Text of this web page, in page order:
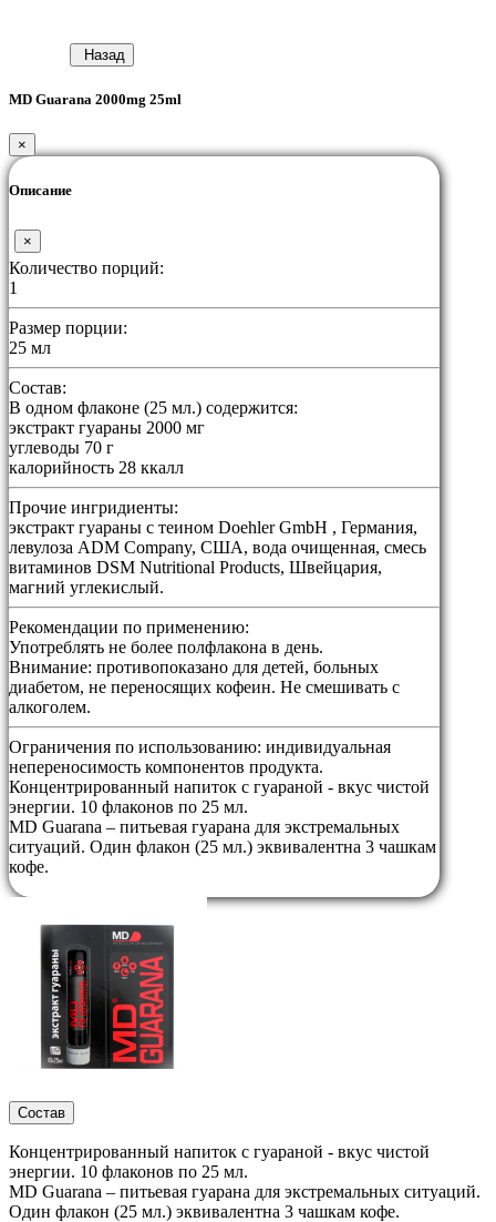
Назад
MD Guarana 2000mg 25ml
×
Описание
×
Количество порций:
1
Размер порции:
25 мл
Состав:
В одном флаконе (25 мл.) содержится:
экстракт гуараны 2000 мг
углеводы 70 г
калорийность 28 ккалл
Прочие ингридиенты:
экстракт гуараны с теином Doehler GmbH , Германия,
левулоза ADM Company, США, вода очищенная, смесь
витаминов DSM Nutritional Products, Швейцария,
магний углекислый.
Рекомендации по применению:
Употреблять не более полфлакона в день.
Внимание: противопоказано для детей, больных
диабетом, не переносящих кофеин. Не смешивать с
алкоголем.
Ограничения по использованию: индивидуальная
непереносимость компонентов продукта.
Концентрированный напиток с гуараной - вкус чистой
энергии. 10 флаконов по 25 мл.
MD Guarana – питьевая гуарана для экстремальных
ситуаций. Один флакон (25 мл.) эквивалентна 3 чашкам
кофе.
Состав
Концентрированный напиток с гуараной - вкус чистой
энергии. 10 флаконов по 25 мл.
MD Guarana – питьевая гуарана для экстремальных ситуаций.
Один флакон (25 мл.) эквивалентна 3 чашкам кофе.